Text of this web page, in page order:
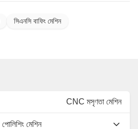
সিএনসি বাফিং মেশিন
CNC মসৃণতা মেশিন
পোলিশিং মেশিন